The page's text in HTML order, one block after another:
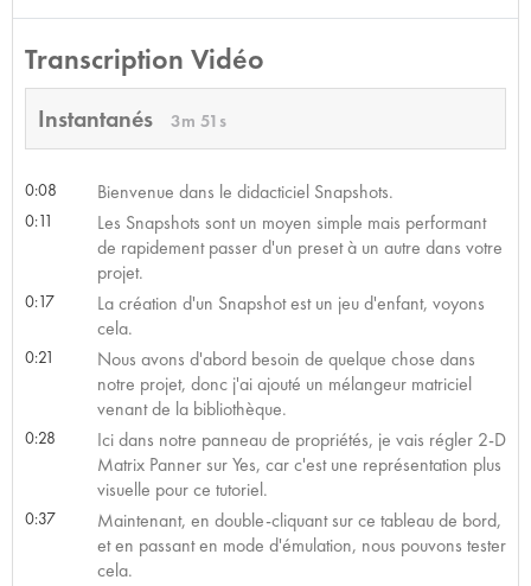
Transcription Vidéo
Instantanés 3m 51s
0:08 Bienvenue dans le didacticiel Snapshots.
0:11
Les Snapshots sont un moyen simple mais performant
de rapidement passer d'un preset à un autre dans votre
projet.
0:17
La création d'un Snapshot est un jeu d'enfant, voyons
cela.
0:21
Nous avons d'abord besoin de quelque chose dans
notre projet, donc j'ai ajouté un mélangeur matriciel
venant de la bibliothèque.
0:28
Ici dans notre panneau de propriétés, je vais régler 2-D
Matrix Panner sur Yes, car c'est une représentation plus
visuelle pour ce tutoriel.
0:37
Maintenant, en double-cliquant sur ce tableau de bord,
et en passant en mode d'émulation, nous pouvons tester
cela.